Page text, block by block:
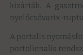
kizárták. A
nyelőcsővarix-
A portalis
portolienalis